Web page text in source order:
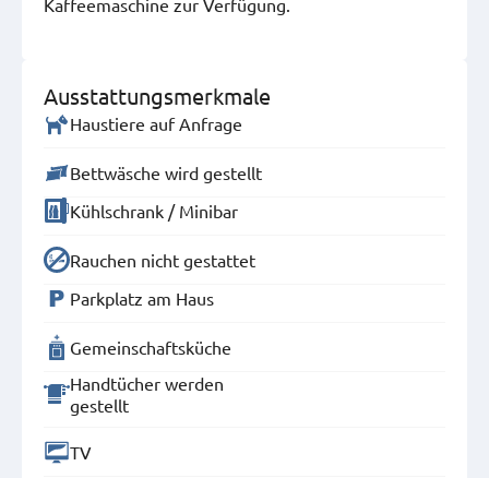
Kaffeemaschine zur Verfügung.
Ausstattungsmerkmale
Haustiere auf Anfrage
Bettwäsche wird gestellt
Kühlschrank / Minibar
Rauchen nicht gestattet
Parkplatz am Haus
Gemeinschaftsküche
Handtücher werden
gestellt
TV